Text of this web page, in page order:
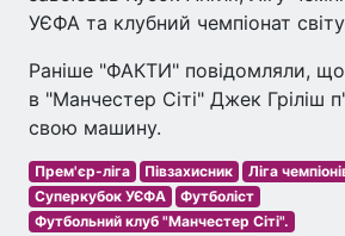
УЄФА та клубний чемпіонат
Раніше "ФАКТИ" повідомляли,
в "Манчестер Сіті" Джек Гріліш
свою машину.
Прем'єр-ліга Півзахисник
Ліга
Суперкубок УЄФА
Футболіст
Футбольний клуб "Манчестер Сіті".